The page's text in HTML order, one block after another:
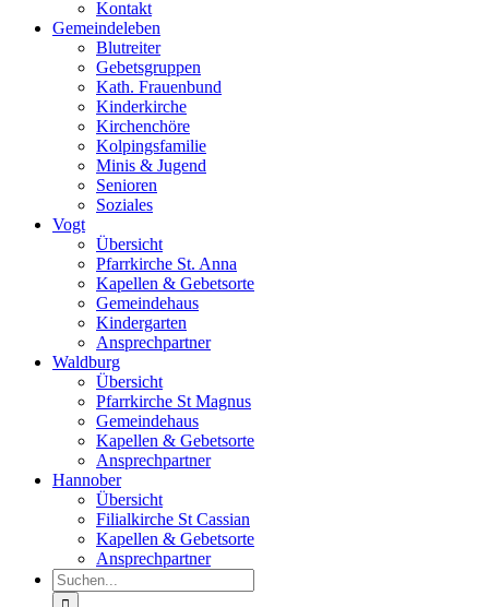
Kontakt
Gemeindeleben
Blutreiter
Gebetsgruppen
Kath. Frauenbund
Kinderkirche
Kirchenchöre
Kolpingsfamilie
Minis & Jugend
Senioren
Soziales
Vogt
Übersicht
Pfarrkirche St. Anna
Kapellen & Gebetsorte
Gemeindehaus
Kindergarten
Ansprechpartner
Waldburg
Übersicht
Pfarrkirche St Magnus
Gemeindehaus
Kapellen & Gebetsorte
Ansprechpartner
Hannober
Übersicht
Filialkirche St Cassian
Kapellen & Gebetsorte
Ansprechpartner
Suche
nach: